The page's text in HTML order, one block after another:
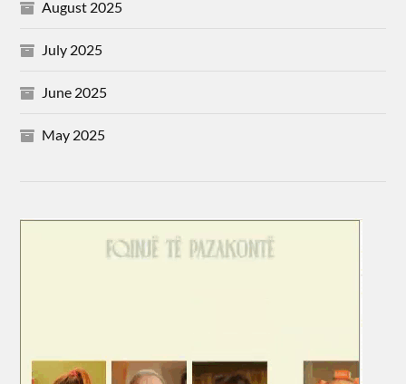
August 2025
July 2025
June 2025
May 2025